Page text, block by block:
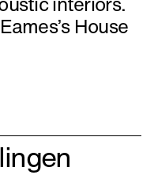
House